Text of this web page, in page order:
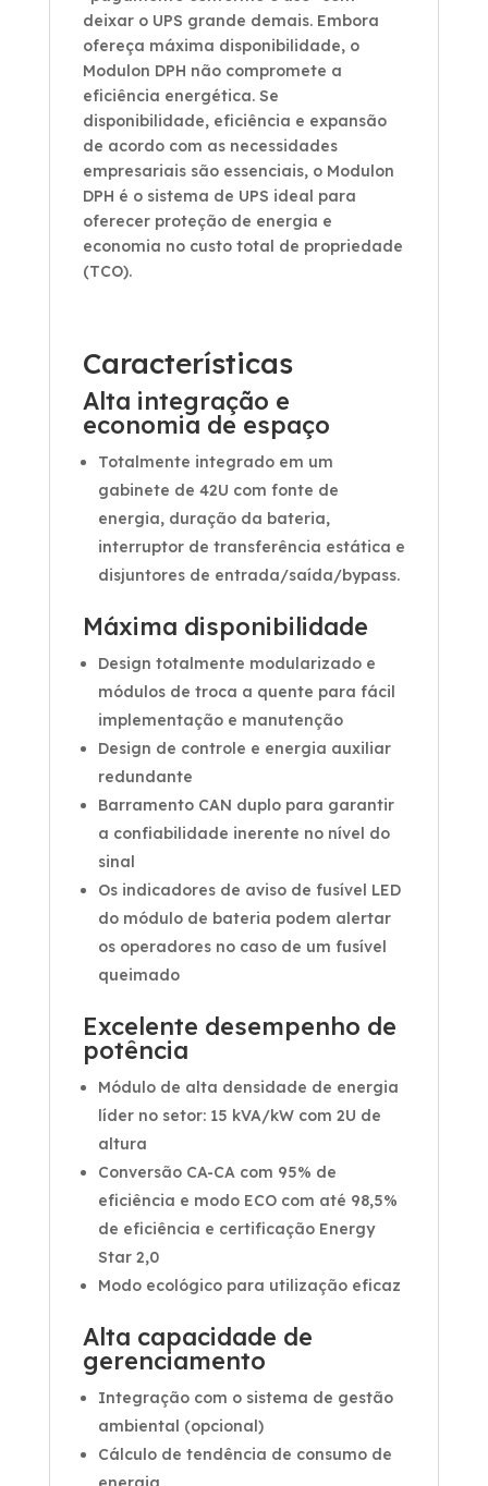
deixar o UPS grande demais. Embora
ofereça máxima disponibilidade, o
Modulon DPH não compromete a
eficiência energética. Se
disponibilidade, eficiência e expansão
de acordo com as necessidades
empresariais são essenciais, o Modulon
DPH é o sistema de UPS ideal para
oferecer proteção de energia e
economia no custo total de propriedade
(TCO).
Características
Alta integração e
economia de espaço
Totalmente integrado em um
gabinete de 42U com fonte de
energia, duração da bateria,
interruptor de transferência estática e
disjuntores de entrada/saída/bypass.
Máxima disponibilidade
Design totalmente modularizado e
módulos de troca a quente para fácil
implementação e manutenção
Design de controle e energia auxiliar
redundante
Barramento CAN duplo para garantir
a confiabilidade inerente no nível do
sinal
Os indicadores de aviso de fusível LED
do módulo de bateria podem alertar
os operadores no caso de um fusível
queimado
Excelente desempenho de
potência
Módulo de alta densidade de energia
líder no setor: 15 kVA/kW com 2U de
altura
Conversão CA-CA com 95% de
eficiência e modo ECO com até 98,5%
de eficiência e certificação Energy
Star 2,0
Modo ecológico para utilização eficaz
Alta capacidade de
gerenciamento
Integração com o sistema de gestão
ambiental (opcional)
Cálculo de tendência de consumo de